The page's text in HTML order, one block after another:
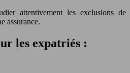
attentivement les exclusions de
assurance.
les expatriés :